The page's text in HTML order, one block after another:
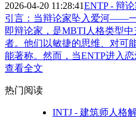
2026-04-20 11:28:41ENTP - 辩
引言：当辩论家坠入爱河——
即辩论家，是MBTI人格类型
者。他们以敏捷的思维、对可
能著称。然而，当ENTP进入
查看全文
热门阅读
INTJ - 建筑师人格